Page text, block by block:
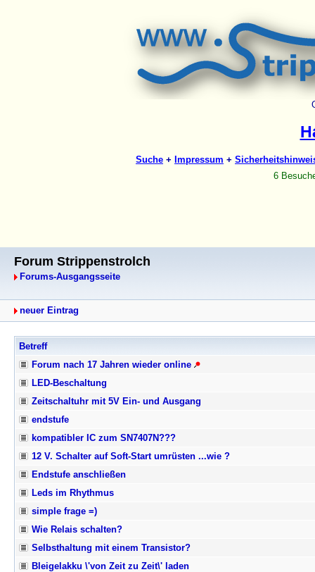
Forum Strippenstrolch
Forums-Ausgangsseite
neuer Eintrag
Betreff
Forum nach 17 Jahren wieder online
LED-Beschaltung
Zeitschaltuhr mit 5V Ein- und Ausgang
endstufe
kompatibler IC zum SN7407N???
12 V. Schalter auf Soft-Start umrüsten ...wie ?
Endstufe anschließen
Leds im Rhythmus
simple frage =)
Wie Relais schalten?
Selbsthaltung mit einem Transistor?
Bleigelakku \'von Zeit zu Zeit\' laden